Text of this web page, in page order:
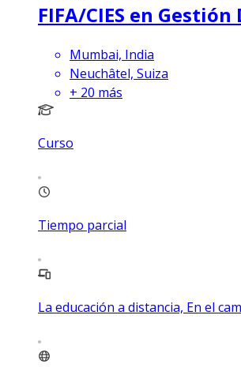
FIFA/CIES en
Mumbai, India
Neuchâtel, Suiza
+ 20 más
Curso
Tiempo parcial
La educación a distancia, En el